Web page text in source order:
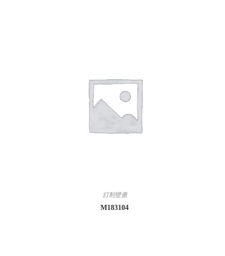
訂制壁畫
M183104